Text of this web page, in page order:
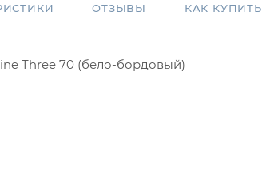
ОТЗЫВЫ КАК КУПИТЬ
Three 70 (бело-бордовый)